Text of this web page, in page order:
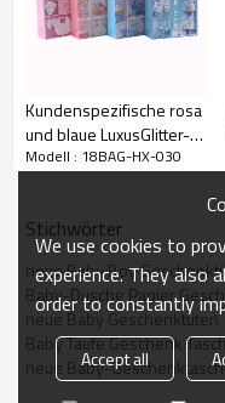
Motor Club Geschenktüten
Kundenspezifische rosa
und blaue LuxusGlitter-
Baby-Papier-
der Tongle Verpackung
Modell : 18BAG-HX-030
Stichwörter
neue Baby Boy
Baby-Dusche Papier
neue Baby Geschenktüten
Baby Taufe Geschenk
neue Baby-
We use cookies to
experience. They also
order to constantly
Accept all